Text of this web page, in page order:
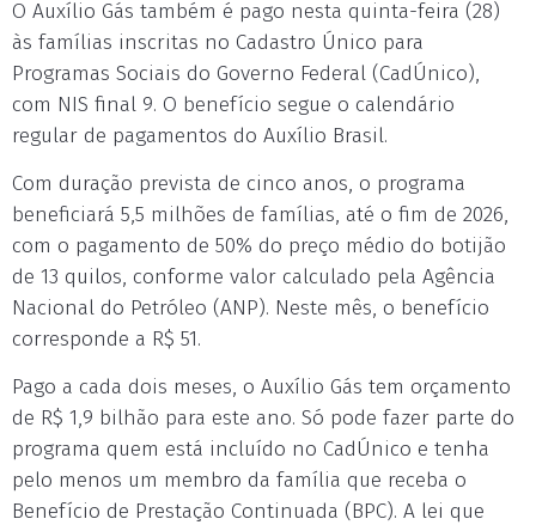
O Auxílio Gás também é pago nesta quinta-feira (28)
às famílias inscritas no Cadastro Único para
Programas Sociais do Governo Federal (CadÚnico),
com NIS final 9. O benefício segue o calendário
regular de pagamentos do Auxílio Brasil.
Com duração prevista de cinco anos, o programa
beneficiará 5,5 milhões de famílias, até o fim de 2026,
com o pagamento de 50% do preço médio do botijão
de 13 quilos, conforme valor calculado pela Agência
Nacional do Petróleo (ANP). Neste mês, o benefício
corresponde a R$ 51.
Pago a cada dois meses, o Auxílio Gás tem orçamento
de R$ 1,9 bilhão para este ano. Só pode fazer parte do
programa quem está incluído no CadÚnico e tenha
pelo menos um membro da família que receba o
Benefício de Prestação Continuada (BPC). A lei que